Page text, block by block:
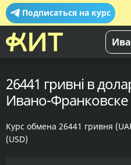
Подписаться на курс
26441 гривні в
Ивано-Франковске
Курс обмена 26441 гривня
(USD)